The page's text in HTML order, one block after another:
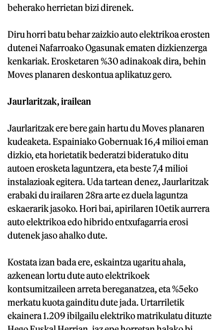
beherako herrietan bizi direnek.
Diru horri batu behar zaizkio auto elektrikoa erosten
dutenei Nafarroako Ogasunak ematen dizkienzerga
kenkariak. Erosketaren %30 adinakoak dira, behin
Moves planaren deskontua aplikatuz gero.
Jaurlaritzak, irailean
Jaurlaritzak ere bere gain hartu du Moves planaren
kudeaketa. Espainiako Gobernuak 16,4 milioi eman
dizkio, eta horietatik bederatzi bideratuko ditu
autoen erosketa laguntzera, eta beste 7,4 milioi
instalazioak egitera. Uda tartean denez, Jaurlaritzak
erabaki du irailaren 28ra arte ez duela laguntza
eskaerarik jasoko. Hori bai, apirilaren 10etik aurrera
auto elektrikoa edo hibrido entxufagarria erosi
dutenek jaso ahalko dute.
Kostata izan bada ere, eskaintza ugaritu ahala,
azkenean lortu dute auto elektrikoek
kontsumitzaileen arreta bereganatzea, eta %5eko
merkatu kuota gainditu dute jada. Urtarriletik
ekainera 1.209 ibilgailu elektriko matrikulatu dituzte